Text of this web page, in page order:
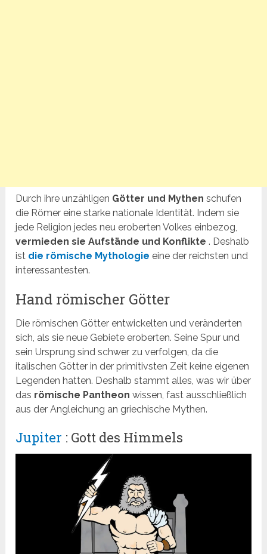
Durch ihre unzähligen Götter und Mythen schufen
die Römer eine starke nationale Identität. Indem sie
jede Religion jedes neu eroberten Volkes einbezog,
vermieden sie Aufstände und Konflikte . Deshalb
ist die römische Mythologie eine der reichsten und
interessantesten.
Hand römischer Götter
Die römischen Götter entwickelten und veränderten
sich, als sie neue Gebiete eroberten. Seine Spur und
sein Ursprung sind schwer zu verfolgen, da die
italischen Götter in der primitivsten Zeit keine eigenen
Legenden hatten. Deshalb stammt alles, was wir über
das römische Pantheon wissen, fast ausschließlich
aus der Angleichung an griechische Mythen.
Jupiter : Gott des Himmels